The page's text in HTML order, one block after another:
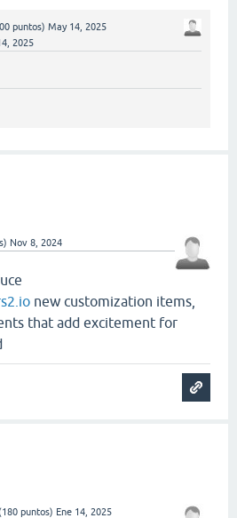
puntos) May 14, 2025
2025
Nov 8, 2024
new customization items,
that add excitement for
(180 puntos) Ene 14, 2025